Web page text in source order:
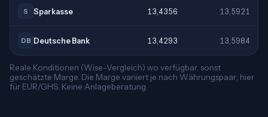
S Sparkasse 13,4356 13,5921
DB Deutsche Bank 13,4293 13,5984
Reale Konditionen (Wise-Vergleich) wo verfügbar, sonst
geschätzte Marge. Die Marge variiert je nach Währungspaar; hier
für EUR/GHS. Keine Anlageberatung.